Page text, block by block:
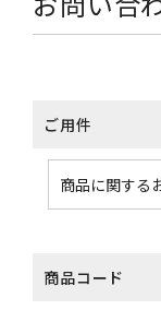
ご用件
商品コード